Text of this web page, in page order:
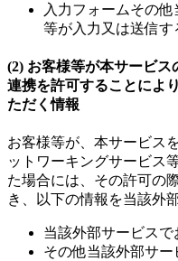
入力フォームその
等が入力又は送信す
(2) お客様等が本サービ
連携を許可することによ
ただく情報
お客様等が、本サービス
ットワーキングサービス
た場合には、その許可の
き、以下の情報を当該外
当該外部サービス
その他当該外部サ